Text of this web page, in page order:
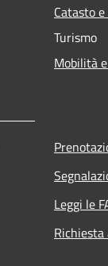
Catasto
Turismo
Mobilità
Leggi le